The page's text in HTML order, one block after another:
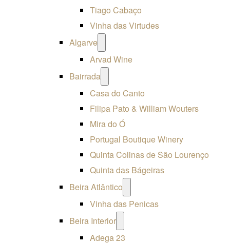
Tiago Cabaço
Vinha das Virtudes
Algarve
menu
Arvad Wine
Bairrada
menu
Casa do Canto
Filipa Pato & William Wouters
Mira do Ó
Portugal Boutique Winery
Quinta Colinas de São Lourenço
Quinta das Bágeiras
Beira Atlântico
menu
Vinha das Penicas
Beira Interior
menu
Adega 23